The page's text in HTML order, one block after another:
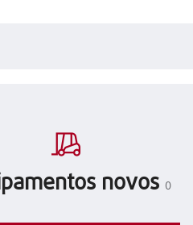
novos 0